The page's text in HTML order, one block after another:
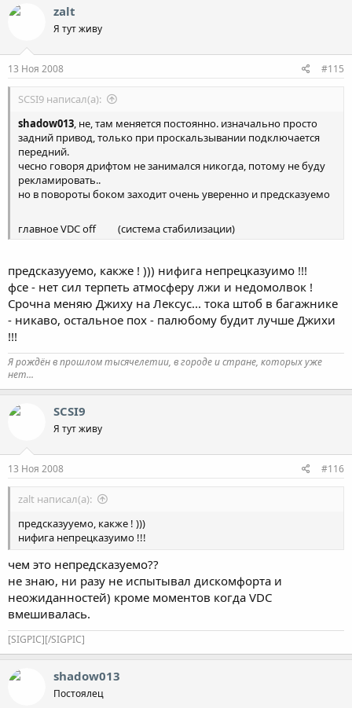
zalt
Я тут живу
13 Ноя 2008 #115
SCSI9 написал(а):
shadow013, не, там меняется постоянно. изначально просто
задний привод, только при проскальзывании подключается
передний.
чесно говоря дрифтом не занимался никогда, потому не буду
рекламировать..
но в повороты боком заходит очень уверенно и предсказуемо
главное VDC off
(система стабилизации)
предсказууемо, какже ! ))) нифига непрецказуимо !!!
фсе - нет сил терпеть атмосферу лжи и недомолвок !
Срочна меняю Джиху на Лексус... тока штоб в багажнике
- никаво, остальное пох - палюбому будит лучше Джихи
!!!
Я рождён в прошлом тысячелетии, в городе и стране, которых уже
нет...
SCSI9
Я тут живу
13 Ноя 2008 #116
zalt написал(а):
предсказууемо, какже ! )))
нифига непрецказуимо !!!
чем это непредсказуемо??
не знаю, ни разу не испытывал дискомфорта и
неожиданностей) кроме моментов когда VDC
вмешивалась.
[SIGPIC][/SIGPIC]
shadow013
Постоялец